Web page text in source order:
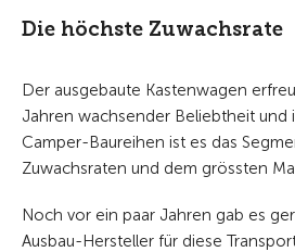
Die höchste Zuwachsrate
Der ausgebaute Kastenwagen
Jahren wachsender Beliebtheit und
Camper-Baureihen ist es das
Zuwachsraten und dem grössten
Noch vor ein paar Jahren gab es
Ausbau-Hersteller für diese